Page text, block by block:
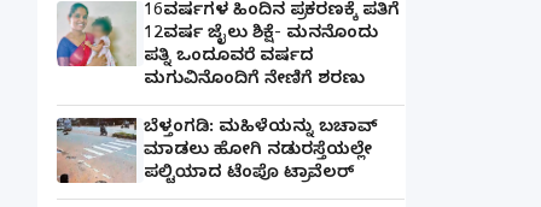
16ವರ್ಷಗಳ ಹಿಂದಿನ ಪ್ರಕರಣಕ್ಕೆ ಪತಿಗೆ
12ವರ್ಷ ಜೈಲು ಶಿಕ್ಷೆ- ಮನನೊಂದು
ಪತ್ನಿ ಒಂದೂವರೆ ವರ್ಷದ
ಮಗುವಿನೊಂದಿಗೆ ನೇಣಿಗೆ ಶರಣು
ಬೆಳ್ತಂಗಡಿ: ಮಹಿಳೆಯನ್ನು ಬಚಾವ್
ಮಾಡಲು ಹೋಗಿ ನಡುರಸ್ತೆಯಲ್ಲೇ
ಪಲ್ಟಿಯಾದ ಟೆಂಪೊ ಟ್ರಾವೆಲರ್